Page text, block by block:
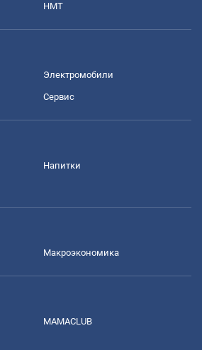
НМТ
Электромобили
Сервис
Напитки
Mакроэкономика
MAMACLUB